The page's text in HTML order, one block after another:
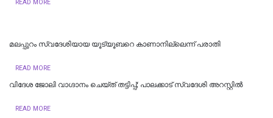
READ MORE
മലപ്പുറം സ്വദേശിയായ യൂട്യൂബറെ കാണാനില്ലെന്ന് പരാതി
READ MORE
വിദേശ ജോലി വാഗ്ദാനം ചെയ്ത് തട്ടിപ്പ്; പാലക്കാട് സ്വദേശി അറസ്റ്റിൽ
READ MORE